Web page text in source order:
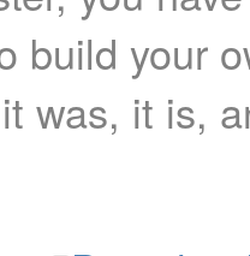
build your
it was, it is,